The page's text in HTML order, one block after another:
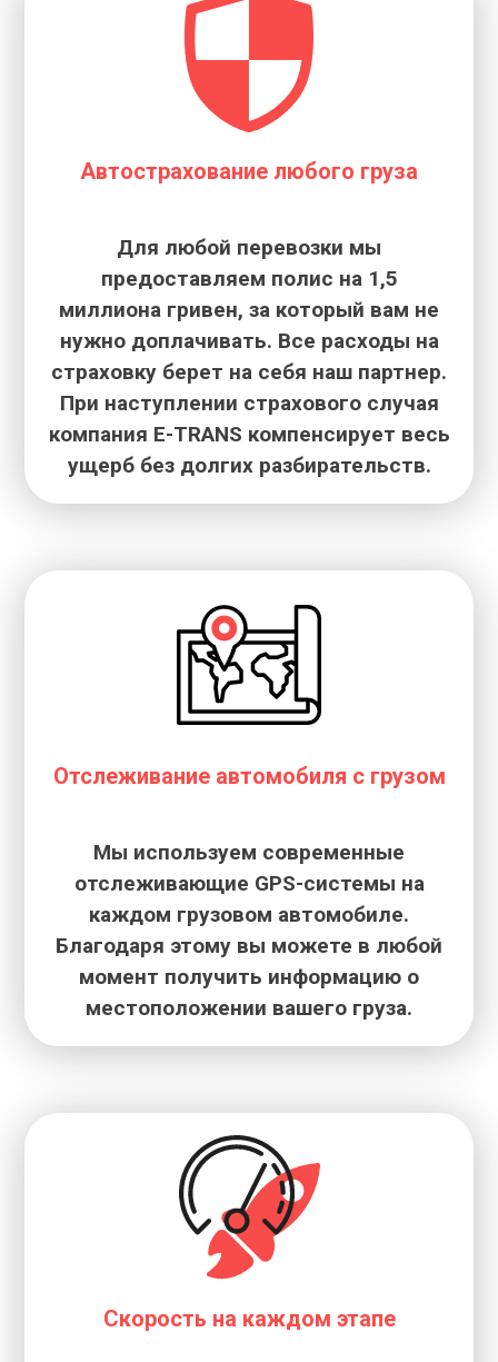
Автострахование любого груза
Для любой перевозки мы
предоставляем полис на 1,5
миллиона гривен, за который вам не
нужно доплачивать. Все расходы на
страховку берет на себя наш партнер.
При наступлении страхового случая
компания E-TRANS компенсирует весь
ущерб без долгих разбирательств.
Отслеживание автомобиля с грузом
Мы используем современные
отслеживающие GPS-системы на
каждом грузовом автомобиле.
Благодаря этому вы можете в любой
момент получить информацию о
местоположении вашего груза.
Скорость на каждом этапе